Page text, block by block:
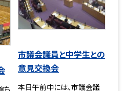
ち
市議会議員と中学生との
意見交換会
本日午前中には、市議会議